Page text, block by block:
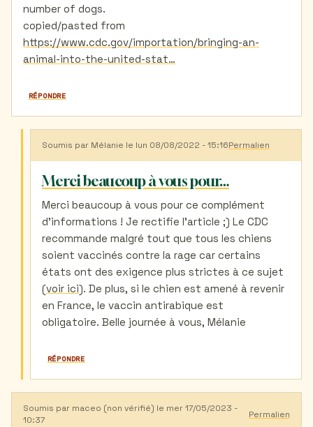
number of dogs.
copied/pasted from
https://www.cdc.gov/importation/bringing-an-
animal-into-the-united-stat…
RÉPONDRE
Soumis par Mélanie le lun 08/08/2022 - 15:16
En
réponse
à
vaccin
par
Catherine
(non
vérifié)
Permalien
Merci beaucoup à vous pour…
Merci beaucoup à vous pour ce complément
d'informations ! Je rectifie l'article ;) Le CDC
recommande malgré tout que tous les chiens
soient vaccinés contre la rage car certains
états ont des exigence plus strictes à ce sujet
(voir ici). De plus, si le chien est amené à revenir
en France, le vaccin antirabique est
obligatoire. Belle journée à vous, Mélanie
RÉPONDRE
Soumis par maceo (non vérifié) le mer 17/05/2023 -
10:37
Permalien